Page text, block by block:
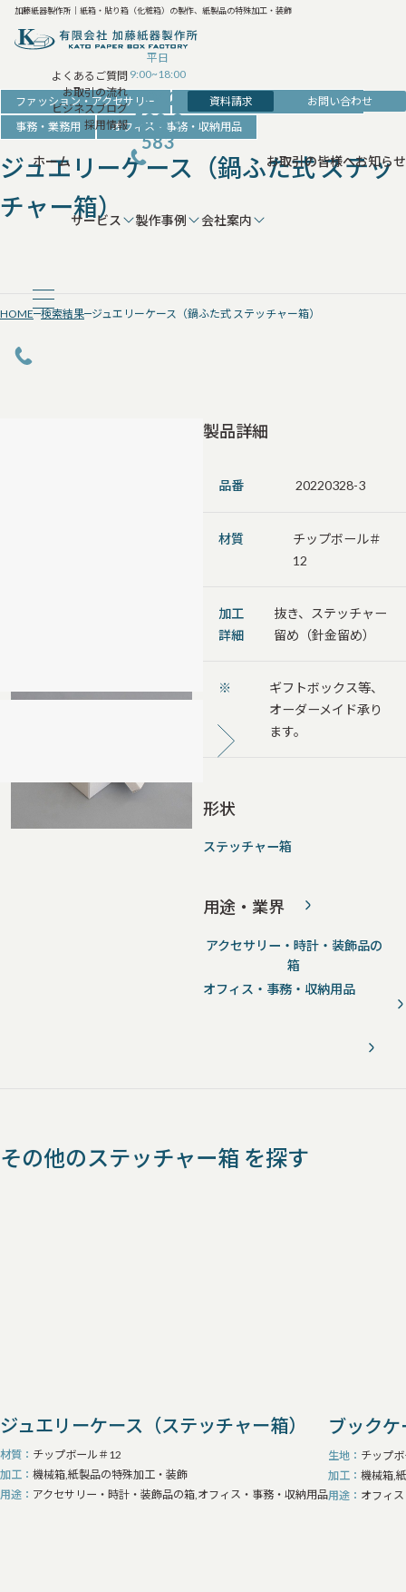
加藤紙器製作所｜紙箱・貼り箱（化粧箱）の製作、紙製品の特殊加工・装飾
よくあるご質問
お取引の流れ
ビジネスブログ
採用情報
平日
9:00~18:00
042-
520-8
583
資料請求 お問い合わせ
ホーム
サービス 製作事例 会社案内
お取引の皆様へお知らせ
ファッション・アクセサリー
アクセサリー・時計・装飾品の箱
事務・業務用
オフィス・事務・収納用品
ジュエリーケース（鍋ふた式 ステッ
チャー箱）
HOME 検索結果 ジュエリーケース（鍋ふた式 ステッチャー箱）
製品詳細
品番 20220328-3
材質
チップボール＃
12
加工
詳細
抜き、ステッチャー
留め（針金留め）
※
ギフトボックス等、
オーダーメイド承り
ます。
形状
ステッチャー箱
用途・業界
アクセサリー・時計・装飾品の
箱
オフィス・事務・収納用品
その他のステッチャー箱 を探す
ジュエリーケース（ステッチャー箱）
材質
チップボール＃12
加工
機械箱,紙製品の特殊加工・装飾
用途
アクセサリー・時計・装飾品の箱,オフィス・事務・収納用品
ブック
生地
チップ
加工
機械箱,
用途
オフィ